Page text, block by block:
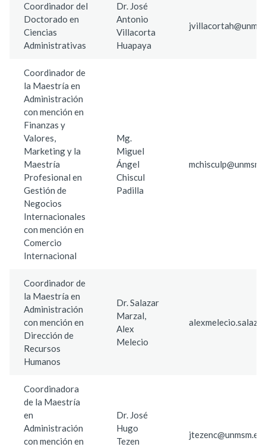
Coordinador del
Doctorado en
Ciencias
Administrativas
Dr. José
Antonio
Villacorta
Huapaya
Coordinador de
la Maestría en
Administración
con mención en
Finanzas y
Valores,
Marketing y la
Maestría
Profesional en
Gestión de
Negocios
Internacionales
con mención en
Comercio
Internacional
Mg.
Miguel
Ángel
Chiscul
Padilla
Coordinador de
la Maestría en
Administración
con mención en
Dirección de
Recursos
Humanos
Dr. Salazar
Marzal,
Alex
Melecio
Coordinadora
de la Maestría
en
Administración
con mención en
Dr. José
Hugo
Tezen